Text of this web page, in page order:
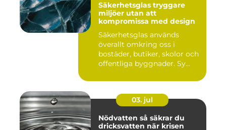
Säkerhetsglas tryggare
miljöer utan att
kompromissa med design
Säkerhetsglas används
överallt omkring oss i
bostäder, butiker, skolor och
offentliga byggnader. Sy...
03. jul
Nödvatten så säkrar du
dricksvatten när krisen